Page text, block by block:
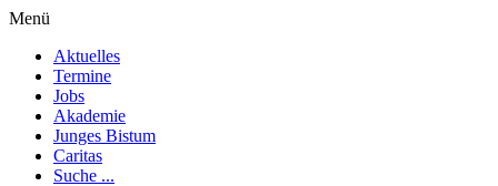
Menü
Aktuelles
Termine
Jobs
Akademie
Junges Bistum
Caritas
Suche ...